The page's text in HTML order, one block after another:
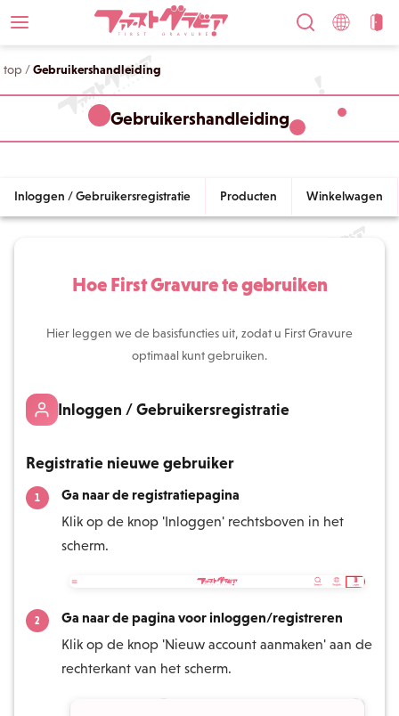
top /Gebruikershandleiding
Gebruikershandleiding
Inloggen / Gebruikersregistratie Producten Winkelwagen
Hoe First Gravure te gebruiken
Hier leggen we de basisfuncties uit, zodat u First Gravure
optimaal kunt gebruiken.
Inloggen / Gebruikersregistratie
Registratie nieuwe gebruiker
Ga naar de registratiepagina
Klik op de knop 'Inloggen' rechtsboven in het
scherm.
Ga naar de pagina voor inloggen/registreren
Klik op de knop 'Nieuw account aanmaken' aan de
rechterkant van het scherm.